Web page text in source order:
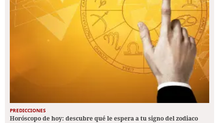
PREDICCIONES
Horóscopo de hoy: descubre qué le espera a tu signo del zodiaco